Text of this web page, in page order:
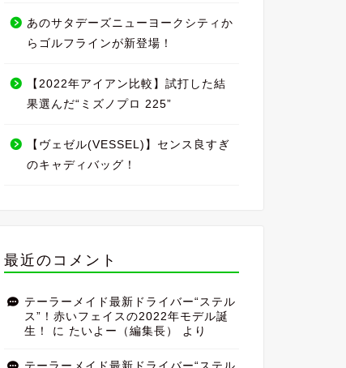
あのサタデーズニューヨークシティか
らゴルフラインが新登場！
【2022年アイアン比較】試打した結
果選んだ“ミズノプロ 225”
【ヴェゼル(VESSEL)】センス良すぎ
のキャディバッグ！
最近のコメント
テーラーメイド最新ドライバー“ステル
ス”！赤いフェイスの2022年モデル誕
生！
に たいよー（編集長） より